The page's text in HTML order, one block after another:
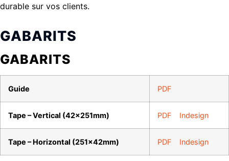
durable sur vos clients.
GABARITS
GABARITS
Guide PDF
Tape – Vertical (42x251mm) PDF Indesign
Tape – Horizontal (251x42mm) PDF Indesign